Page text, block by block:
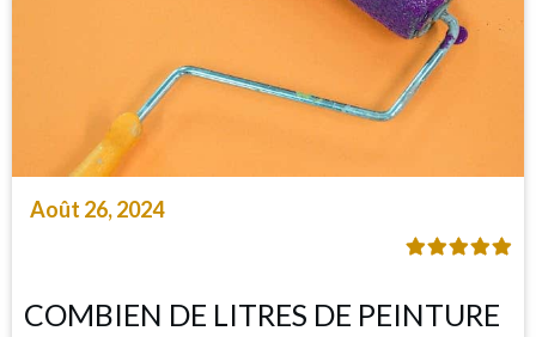
Août 26, 2024
COMBIEN DE LITRES DE PEINTURE